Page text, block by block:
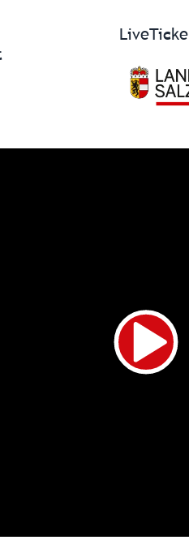
Live